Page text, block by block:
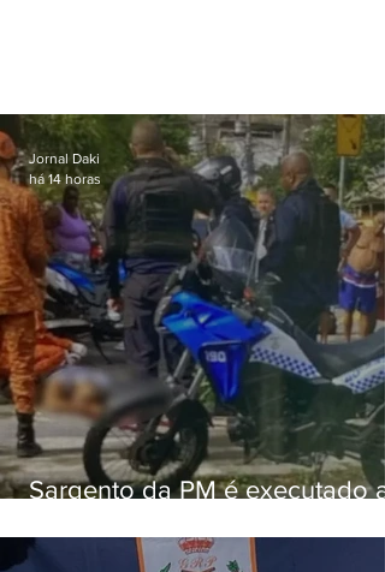
Sargento da PM é executado a
em Vaz Lobo
Jornal Daki
há 14 horas